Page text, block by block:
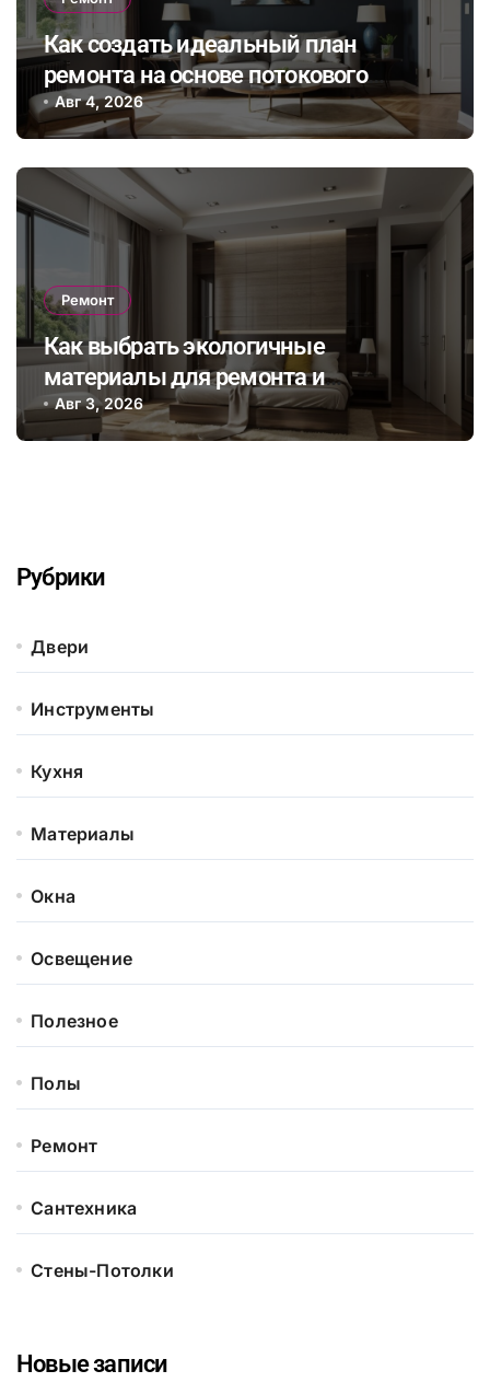
Как создать идеальный план
ремонта на основе потокового
бюджета и гибкого графика работ с
учетом непредвиденных расходов
Авг 4, 2026
Ремонт
Как выбрать экологичные
материалы для ремонта и
сэкономить на энергопотреблении в
будущем
Авг 3, 2026
Рубрики
Двери
Инструменты
Кухня
Материалы
Окна
Освещение
Полезное
Полы
Ремонт
Сантехника
Стены-Потолки
Новые записи